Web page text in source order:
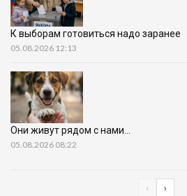
К выборам готовиться надо заранее
05.08.2026 12:13
Они живут рядом с нами…
05.08.2026 08:22
‹ ›